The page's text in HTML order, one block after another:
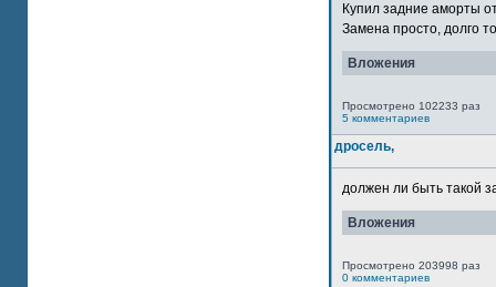
Купил задние аморты
Замена просто, долго
Вложения
Просмотрено 102233 раз
5 комментариев
дросель,
должен ли быть такой
Вложения
Просмотрено 203998 раз
0 комментариев